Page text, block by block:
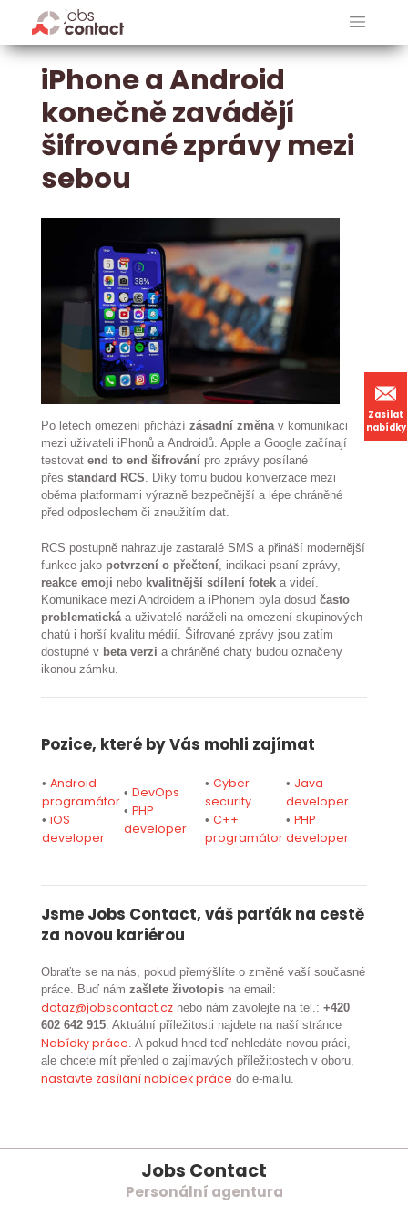
Zasílat
nabídky
iPhone a Android
konečně zavádějí
šifrované zprávy mezi
sebou
Po letech omezení přicházízásadní změnav komunikaci
mezi uživateli iPhonů a Androidů. Apple a Google začínají
testovatend to end šifrování pro zprávy posílané
přesstandard RCS. Díky tomu budou konverzace mezi
oběma platformami výrazně bezpečnější a lépe chráněné
před odposlechem či zneužitím dat.
RCS postupně nahrazuje zastaralé SMS a přináší modernější
funkce jako potvrzení o přečtení, indikaci psaní zprávy,
reakce emoji nebo kvalitnější sdílení fotek a videí.
Komunikace mezi Androidem a iPhonem byla dosudčasto
problematickáa uživatelé naráželi na omezení skupinových
chatů i horší kvalitu médií. Šifrované zprávy jsou zatím
dostupné v beta verzi a chráněné chaty budou označeny
ikonou zámku.
Pozice, které by Vás mohli zajímat
•Android
programátor
•iOS
developer
• DevOps
• PHP
developer
•Cyber
security
•C++
programátor
• Java
developer
• PHP
developer
Jsme Jobs Contact, váš parťák na cestě
za novou kariérou
Obraťte se na nás, pokud přemýšlíte o změně vaší současné
práce. Buď námzašlete životopis na email:
dotaz@jobscontact.cz nebo nám zavolejte na tel.:+420
602 642 915. Aktuální příležitosti najdete na naší stránce
Nabídky práce. A pokud hned teď nehledáte novou práci,
ale chcete mít přehled o zajímavých příležitostech v oboru,
nastavte zasílání nabídek práce do e-mailu.
Jobs Contact
Personální agentura